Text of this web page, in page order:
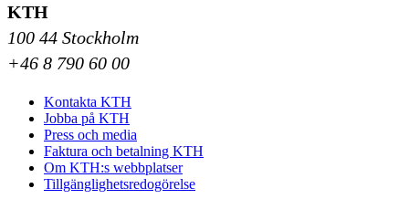
KTH
100 44 Stockholm
+46 8 790 60 00
Kontakta KTH
Jobba på KTH
Press och media
Faktura och betalning KTH
Om KTH:s webbplatser
Tillgänglighetsredogörelse